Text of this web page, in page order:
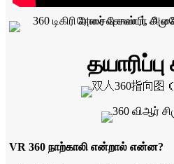
VR 360 நாற்காலி என்றால் என்ன?